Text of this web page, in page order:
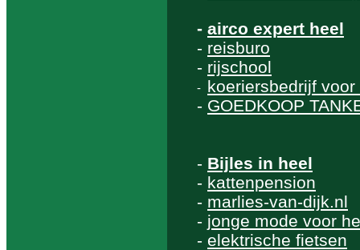
- airco expert heel
- reisburo
- rijschool
- koeriersbedrijf voor
- GOEDKOOP
- Bijles in heel
- kattenpension
- marlies-van-dijk.nl
- jonge mode voor
- elektrische fietsen